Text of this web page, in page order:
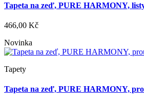
Tapeta na zeď, PURE HARMONY,
466,00 Kč
Novinka
Tapety
Tapeta na zeď, PURE HARMONY,